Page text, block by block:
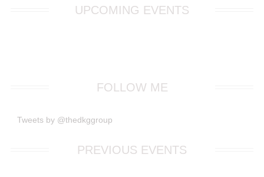
UPCOMING EVENTS
FOLLOW ME
Tweets by @thedkggroup
PREVIOUS EVENTS